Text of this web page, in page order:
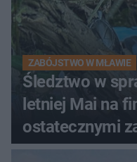
ZABÓJSTWO W MŁAWIE
Śledztwo w
letniej Mai na
ostatecznymi